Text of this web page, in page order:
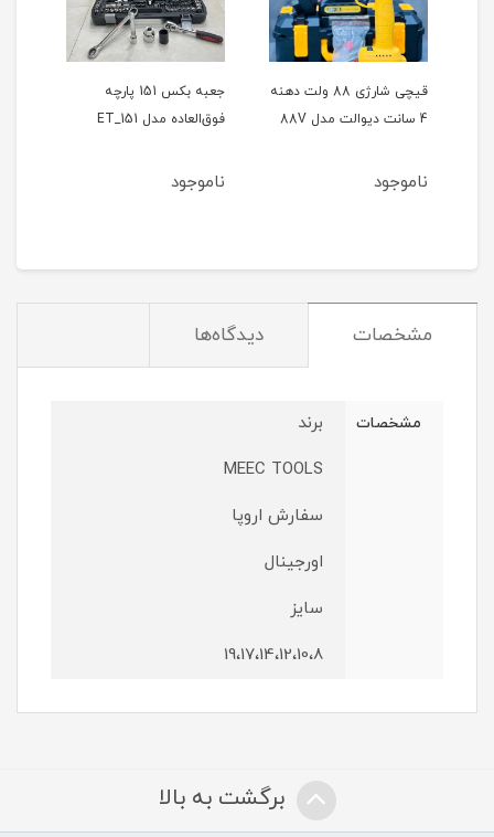
قیچی شارژی 88 ولت دهنه
4 سانت دیوالت مدل 88V
ناموجود
جعبه بکس 151 پارچه
فوق‌العاده مدل ET_151
ناموجود
مشخصات دیدگاه‌ها
مشخصات
برند
MEEC TOOLS
سفارش اروپا
اورجينال
سایز
19،17،14،12،10،8
برگشت به بالا